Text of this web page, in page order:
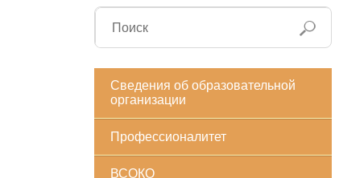
Сведения об образовательной
организации
Профессионалитет
ВСОКО